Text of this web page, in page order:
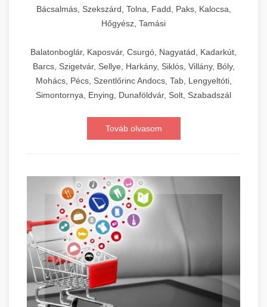
Bácsalmás, Szekszárd, Tolna, Fadd, Paks, Kalocsa,
Hőgyész, Tamási
Balatonboglár, Kaposvár, Csurgó, Nagyatád, Kadarkút,
Barcs, Szigetvár, Sellye, Harkány, Siklós, Villány, Bóly,
Mohács, Pécs, Szentlőrinc Andocs, Tab, Lengyeltóti,
Simontornya, Enying, Dunaföldvár, Solt, Szabadszál
Továb olvasom